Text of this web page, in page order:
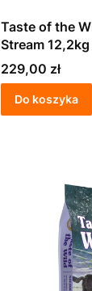
Taste of the
Stream
szczeniąt
Cena
229,00 zł
Do koszyka